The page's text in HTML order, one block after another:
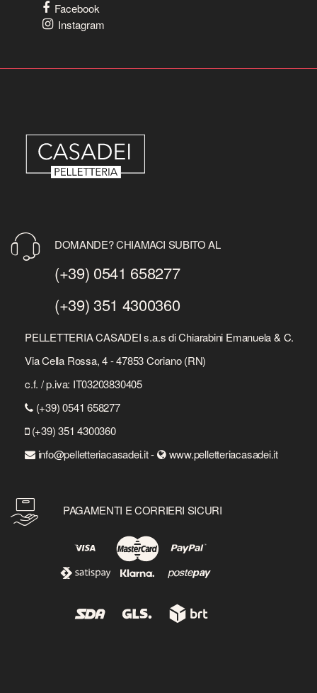
Facebook
Instagram
DOMANDE? CHIAMACI SUBITO AL
(+39) 0541 658277
(+39) 351 4300360
PELLETTERIA CASADEI s.a.s di Chiarabini Emanuela & C.
Via Cella Rossa, 4 - 47853 Coriano (RN)
c.f. / p.iva: IT03203830405
(+39) 0541 658277
(+39) 351 4300360
info@pelletteriacasadei.it -
www.pelletteriacasadei.it
PAGAMENTI E CORRIERI SICURI